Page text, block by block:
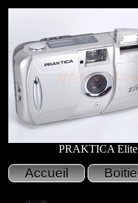
PRAKTICA Elite